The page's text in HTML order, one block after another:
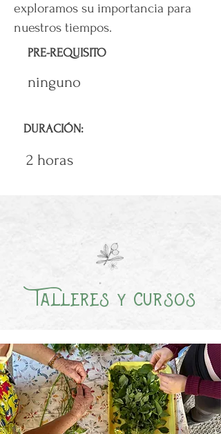
exploramos su importancia para
nuestros tiempos.
PRE-REQUISITO
ninguno
DURACIÓN:
2 horas
Talleres y cursos